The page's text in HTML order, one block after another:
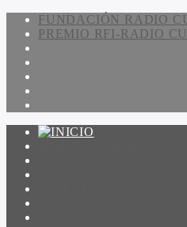
FUNDACIÓN RADIO
PREMIO RFI-RADIO